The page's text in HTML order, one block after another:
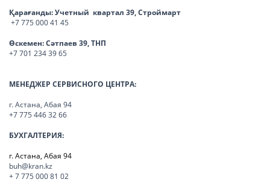
Қарағанды:Учетный квартал 39, Строймарт
+7 775 000 41 45
Өскемен:Сәтпаев 39, ТНП
+7 701 234 39 65
МЕНЕДЖЕР СЕРВИСНОГО ЦЕНТРА:
г. Астана, Абая 94
+7 775 446 32 66
БУХГАЛТЕРИЯ:
г. Астана, Абая 94
buh@kran.kz
+ 7 775 000 81 02